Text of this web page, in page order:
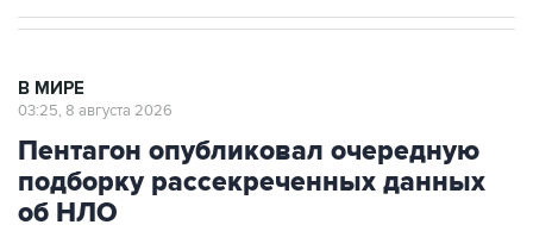
Пентагон опубликовал очередную
подборку рассекреченных данных
об НЛО
Москва. 8 августа. INTERFAX.RU - Пентагон